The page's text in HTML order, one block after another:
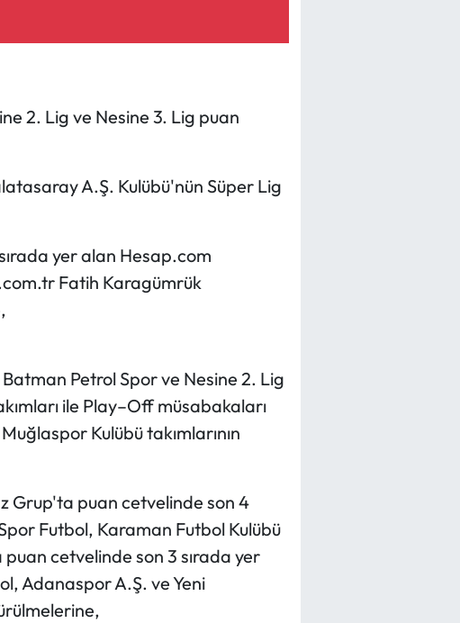
2. Lig ve Nesine 3. Lig puan
A.Ş. Kulübü'nün Süper Lig
yer alan Hesap.com
Fatih Karagümrük
Petrol Spor ve Nesine 2. Lig
ile Play–Off müsabakaları
Kulübü takımlarının
Grup'ta puan cetvelinde son 4
Futbol, Karaman Futbol Kulübü
puan cetvelinde son 3 sırada yer
Adanaspor A.Ş. ve Yeni